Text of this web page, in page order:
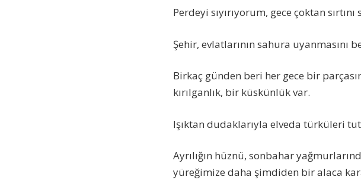
Perdeyi sıyırıyorum, gece çoktan
Şehir, evlatlarının sahura uyanmasını
Birkaç günden beri her gece bir
kırılganlık, bir küskünlük var.
Işıktan dudaklarıyla elveda türküleri
Ayrılığın hüznü, sonbahar
yüreğimize daha şimdiden bir alaca